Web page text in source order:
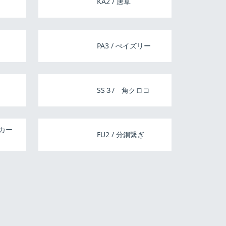
PA3 / ぺイズリー
SS３/ 角クロコ
ー
FU2 / 分銅繋ぎ